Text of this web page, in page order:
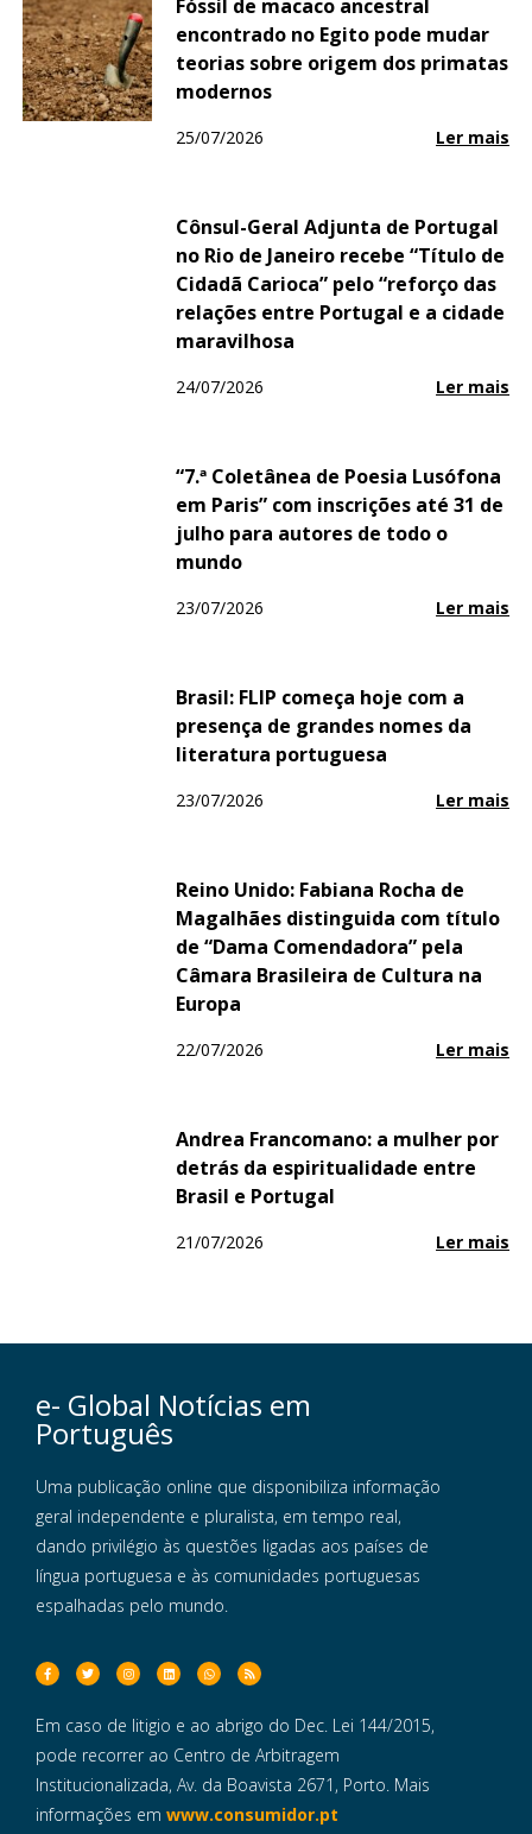
Fóssil de macaco ancestral
encontrado no Egito pode mudar
teorias sobre origem dos primatas
modernos
25/07/2026 Ler mais
Cônsul-Geral Adjunta de Portugal
no Rio de Janeiro recebe “Título de
Cidadã Carioca” pelo “reforço das
relações entre Portugal e a cidade
maravilhosa
24/07/2026 Ler mais
“7.ª Coletânea de Poesia Lusófona
em Paris” com inscrições até 31 de
julho para autores de todo o
mundo
23/07/2026 Ler mais
Brasil: FLIP começa hoje com a
presença de grandes nomes da
literatura portuguesa
23/07/2026 Ler mais
Reino Unido: Fabiana Rocha de
Magalhães distinguida com título
de “Dama Comendadora” pela
Câmara Brasileira de Cultura na
Europa
22/07/2026 Ler mais
Andrea Francomano: a mulher por
detrás da espiritualidade entre
Brasil e Portugal
21/07/2026 Ler mais
e- Global Notícias em
Português
Uma publicação online que disponibiliza informação
geral independente e pluralista, em tempo real,
dando privilégio às questões ligadas aos países de
língua portuguesa e às comunidades portuguesas
espalhadas pelo mundo.
Em caso de litigio e ao abrigo do Dec. Lei 144/2015,
pode recorrer ao Centro de Arbitragem
Institucionalizada, Av. da Boavista 2671, Porto. Mais
informações em www.consumidor.pt